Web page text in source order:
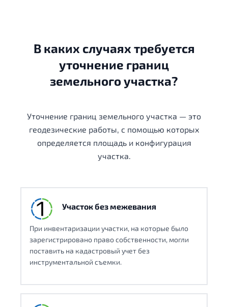
В каких случаях требуется
уточнение границ
земельного участка?
Уточнение границ земельного участка — это
геодезические работы, с помощью которых
определяется площадь и конфигурация
участка.
Участок без межевания
При инвентаризации участки, на которые было
зарегистрировано право собственности, могли
поставить на кадастровый учет без
инструментальной съемки.